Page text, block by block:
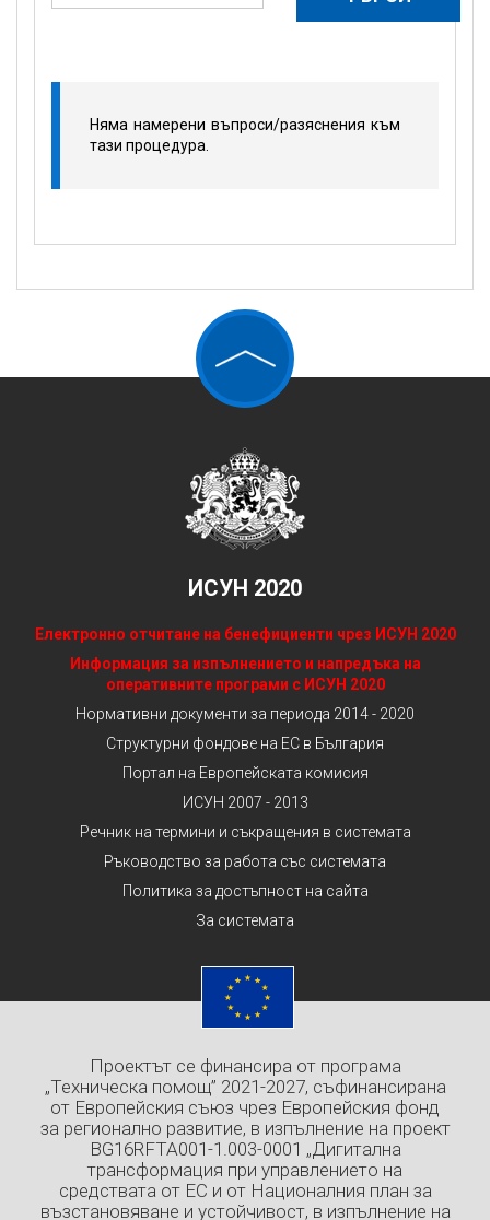
Няма намерени въпроси/разяснения към
тази процедура.
ИСУН 2020
Електронно отчитане на бенефициенти чрез ИСУН 2020
Информация за изпълнението и напредъка на
оперативните програми с ИСУН 2020
Нормативни документи за периода 2014 - 2020
Структурни фондове на ЕС в България
Портал на Европейската комисия
ИСУН 2007 - 2013
Речник на термини и съкращения в системата
Ръководство за работа със системата
Политика за достъпност на сайта
За системата
Проектът се финансира от програма
„Техническа помощ” 2021-2027, съфинансирана
от Европейския съюз чрез Европейския фонд
за регионално развитие, в изпълнение на проект
BG16RFTA001-1.003-0001 „Дигитална
трансформация при управлението на
средствата от ЕС и от Националния план за
възстановяване и устойчивост, в изпълнение на